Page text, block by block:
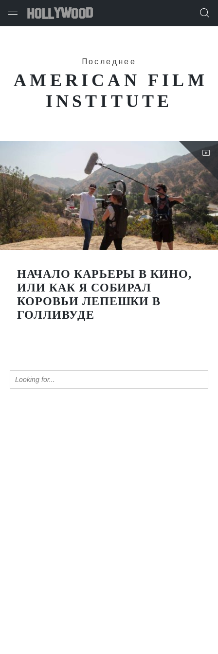
Последнее
AMERICAN FILM
INSTITUTE
НАЧАЛО КАРЬЕРЫ В КИНО,
ИЛИ КАК Я СОБИРАЛ
КОРОВЬИ ЛЕПЕШКИ В
ГОЛЛИВУДЕ